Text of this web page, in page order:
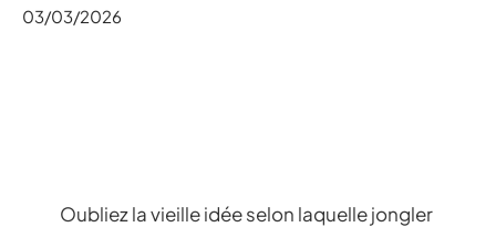
03/03/2026
Oubliez la vieille idée selon laquelle jongler